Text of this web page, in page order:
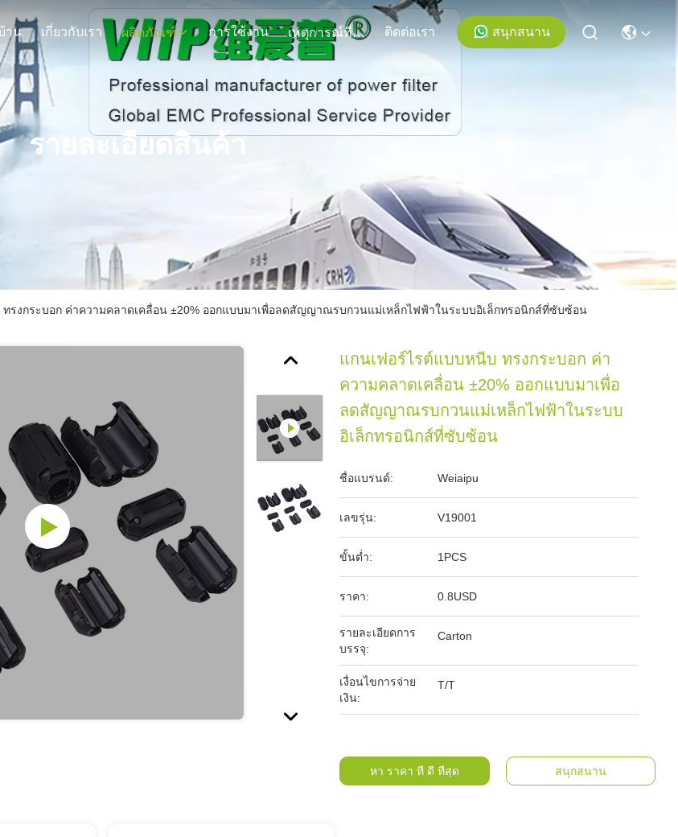
าน เกี่ยวกับเรา ผลิตภัณฑ์ การใช้งาน เหตุการณ์ที่เกิดขึ้น ติดต่อเรา สนุกสนาน
รายละเอียดสินค้า
รงกระบอก ค่าความคลาดเคลื่อน ±20% ออกแบบมาเพื่อลดสัญญาณรบกวนแม่เหล็กไฟฟ้าในระบบอิเล็กทรอนิกส์ที่ซับซ้อน
แกนเฟอร์ไรต์แบบหนีบ ทรงกระบอก ค่า
ความคลาดเคลื่อน ±20% ออกแบบมาเพื่อ
ลดสัญญาณรบกวนแม่เหล็กไฟฟ้าในระบบ
อิเล็กทรอนิกส์ที่ซับซ้อน
ชื่อแบรนด์: Weiaipu
เลขรุ่น: V19001
ขั้นต่ำ: 1PCS
ราคา: 0.8USD
รายละเอียดการ
บรรจุ:
Carton
เงื่อนไขการจ่าย
เงิน:
T/T
หา ราคา ที่ ดี ที่สุด สนุกสนาน